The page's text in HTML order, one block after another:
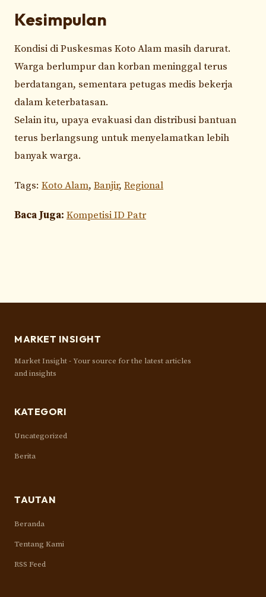
Kesimpulan
Kondisi di Puskesmas Koto Alam masih darurat.
Warga berlumpur dan korban meninggal terus
berdatangan, sementara petugas medis bekerja
dalam keterbatasan.
Selain itu, upaya evakuasi dan distribusi bantuan
terus berlangsung untuk menyelamatkan lebih
banyak warga.
Tags: Koto Alam, Banjir, Regional
Baca Juga: Kompetisi ID Patr
MARKET INSIGHT
Market Insight - Your source for the latest articles
and insights
KATEGORI
Uncategorized
Berita
TAUTAN
Beranda
Tentang Kami
RSS Feed